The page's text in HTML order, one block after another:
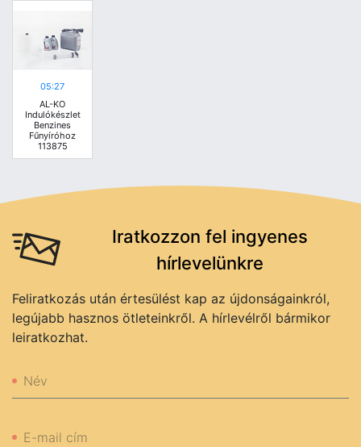
05:27
AL-KO
Indulókészlet
Benzines
Fűnyíróhoz
113875
Iratkozzon fel ingyenes
hírlevelünkre
Feliratkozás után értesülést kap az újdonságainkról,
legújabb hasznos ötleteinkről. A hírlevélről bármikor
leiratkozhat.
Név
E-mail cím